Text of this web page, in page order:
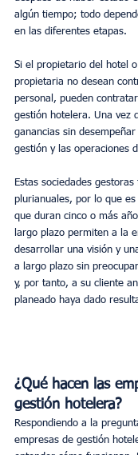
algún tiempo; todo
en las diferentes etapas.
Si el propietario del hotel
propietaria no desean
personal, pueden
gestión hotelera. Una vez
ganancias sin
gestión y las operaciones
Estas sociedades
plurianuales, por lo que
que duran cinco o más
largo plazo permiten a la
desarrollar una visión y
a largo plazo sin
y, por tanto, a su cliente
planeado haya dado
¿Qué hacen las
gestión hotelera?
Respondiendo a la
empresas de gestión